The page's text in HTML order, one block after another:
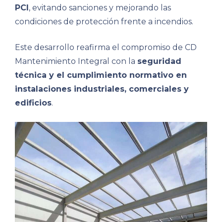
PCI, evitando sanciones y mejorando las
condiciones de protección frente a incendios.
Este desarrollo reafirma el compromiso de CD
Mantenimiento Integral con la seguridad
técnica y el cumplimiento normativo en
instalaciones industriales, comerciales y
edificios.